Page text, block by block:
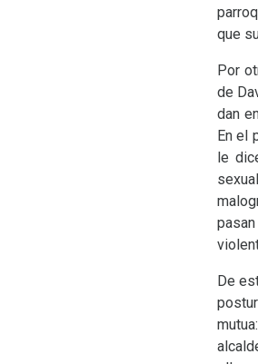
que
Por
de
dan
En el
le
De